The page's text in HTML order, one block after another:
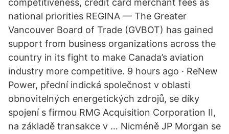
competitiveness, credit card merchant fees as
national priorities REGINA — The Greater
Vancouver Board of Trade (GVBOT) has gained
support from business organizations across the
country in its fight to make Canada’s aviation
industry more competitive. 9 hours ago · ReNew
Power, přední indická společnost v oblasti
obnovitelných energetických zdrojů, se díky
spojení s firmou RMG Acquisition Corporation II,
na základě transakce v … Nicméně JP Morgan se